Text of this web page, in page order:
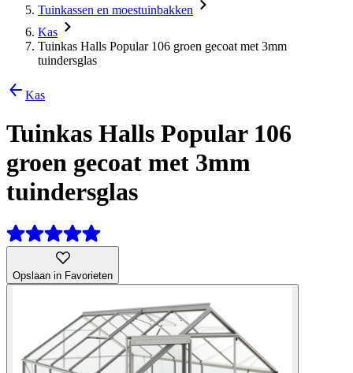
Tuinkassen en moestuinbakken
Kas
Tuinkas Halls Popular 106 groen gecoat met 3mm
tuindersglas
Kas
Tuinkas Halls Popular 106
groen gecoat met 3mm
tuindersglas
Opslaan in Favorieten